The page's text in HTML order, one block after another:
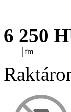
6 250
fm